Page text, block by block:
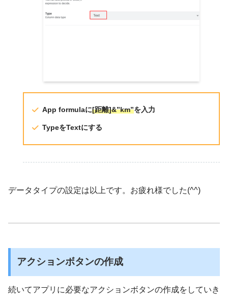
App formulaに[距離]&”km”を入力
TypeをTextにする
データタイプの設定は以上です。お疲れ様でした(^^)
アクションボタンの作成
続いてアプリに必要なアクションボタンの作成をしていき